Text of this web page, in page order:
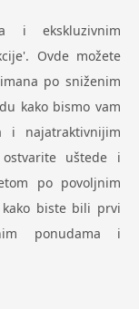
i ekskluzivnim
Ovde možete
po sniženim
kako bismo vam
i najatraktivnijim
uštede i
po povoljnim
biste bili prvi
ponudama i